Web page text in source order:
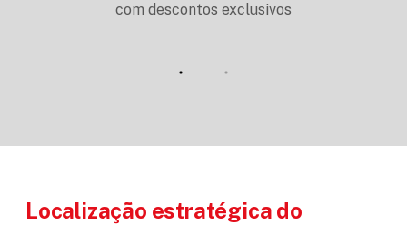
com descontos exclusivos
Localização estratégica do